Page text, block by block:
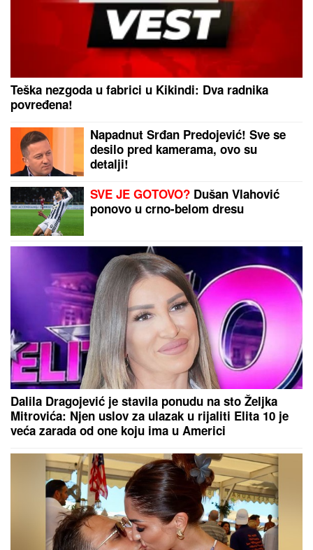
Teška nezgoda u fabrici u Kikindi: Dva radnika
povređena!
Napadnut Srđan Predojević! Sve se
desilo pred kamerama, ovo su
detalji!
SVE JE GOTOVO? Dušan Vlahović
ponovo u crno-belom dresu
Dalila Dragojević je stavila ponudu na sto Željka
Mitrovića: Njen uslov za ulazak u rijaliti Elita 10 je
veća zarada od one koju ima u Americi